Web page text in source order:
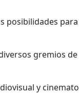
posibilidades
gremios
y